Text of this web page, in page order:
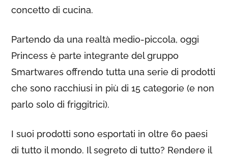
concetto di cucina.
Partendo da una realtà medio-piccola, oggi
Princess è parte integrante del gruppo
Smartwares offrendo tutta una serie di prodotti
che sono racchiusi in più di 15 categorie (e non
parlo solo di friggitrici).
I suoi prodotti sono esportati in oltre 60 paesi
di tutto il mondo. Il segreto di tutto? Rendere il